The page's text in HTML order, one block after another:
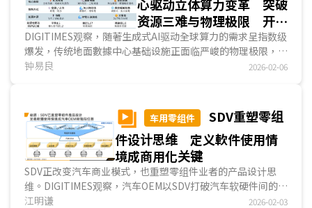
务加速商用化，但AI模型新创业者将面临「新创死亡之谷」的
严苛挑战。...
心驱动立体算力变革 突破
资源三难与物理极限 开启
臺系供应链转型轨道商机与
挑战
DIGITIMES观察，随著生成式AI驱动全球算力的需求呈指数级
爆发，传统地面數據中心基础设施正面临严峻的物理极限，
「资源三难(Resource Trilemma)」包括电力匮乏、冷却水
道(LEO)，推动全球算力架构从平面走向「地面、海底与太
空」三栖互补的立体化演进。虽然太空數據中心高昂的发射成
本与不可维修的特性，恐导致短期内单位算力的总持有成本
(TCO)难以与地面數據中心竞争，但这波典范转移已为臺系供
应链开启从「地面代工」转型朝「轨道算力」商机布局的关键
契机。...
钟易良 2026-02-06
车用零组件
SDV重塑零组
件设计思维 定义軟件使用情
境成商用化关键
SDV正改变汽车商业模式，也重塑零组件业者的产品设计思
维。DIGITIMES观察，汽车OEM以SDV打破汽车软硬件间的依
赖关系，在一次性的硬件销售模式下，以加购、订阅方式创造
江明谦 2026-02-03